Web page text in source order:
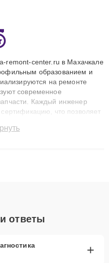
remont-center.ru в Махачкале
образованием и
на ремонте
современное
Каждый инженер
что позволяет
до 3 лет. Наши мастера
ответы
+